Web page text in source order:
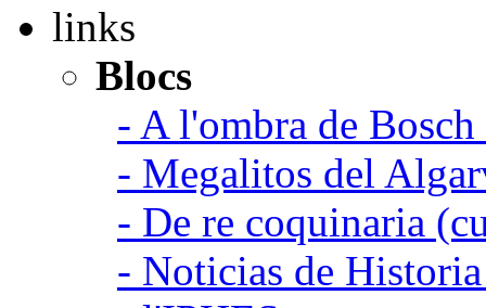
links
Blocs
- A l'ombra de
- Megalitos del
- De re coquinaria
- Noticias de